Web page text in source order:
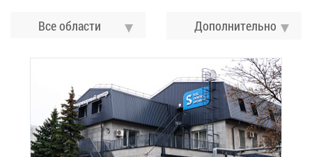
Все области До­пол­ни­тель­но